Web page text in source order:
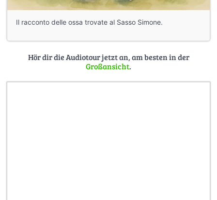
Il racconto delle ossa trovate al Sasso Simone.
Hör dir die Audiotour jetzt an, am besten in der
Großansicht.